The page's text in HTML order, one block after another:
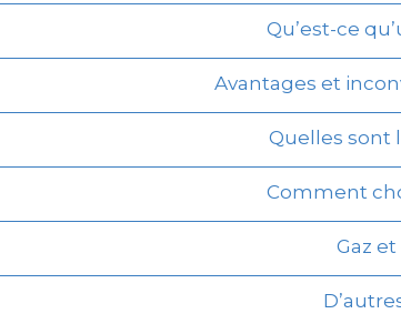
Qu’est-ce
Avantages et
Quelles sont
Comment
Gaz